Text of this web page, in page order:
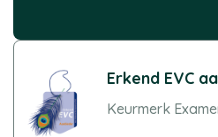
Erkend EVC
Keurmerk